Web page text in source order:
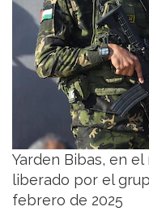
Yarden Bibas, en
liberado por el
febrero de 2025